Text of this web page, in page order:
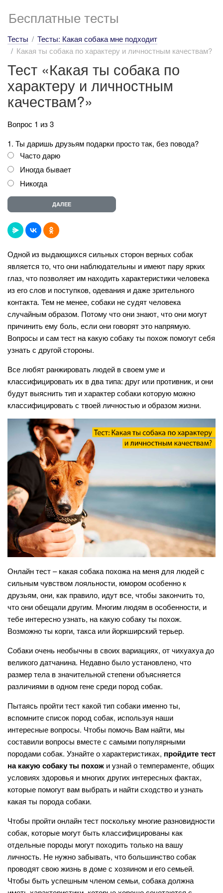
Бесплатные тесты
Тесты
Тесты: Какая собака мне подходит
Какая ты собака по характеру и личностным качествам?
Тест «Какая ты собака по
характеру и личностным
качествам?»
Вопрос 1 из 3
1. Ты даришь друзьям подарки просто так, без повода?
Часто дарю
Иногда бывает
Никогда
Одной из выдающихся сильных сторон верных собак
является то, что они наблюдательны и имеют пару ярких
глаз, что позволяет им находить характеристики человека
из его слов и поступков, одевания и даже зрительного
контакта. Тем не менее, собаки не судят человека
случайным образом. Потому что они знают, что они могут
причинить ему боль, если они говорят это напрямую.
Вопросы и сам тест на какую собаку ты похож помогут себя
узнать с другой стороны.
Все любят ранжировать людей в своем уме и
классифицировать их в два типа: друг или противник, и они
будут выяснить тип и характер собаки которую можно
классифицировать с твоей личностью и образом жизни.
Онлайн тест – какая собака похожа на меня для людей с
сильным чувством лояльности, юмором особенно к
друзьям, они, как правило, идут все, чтобы закончить то,
что они обещали другим. Многим людям в особенности, и
тебе интересно узнать, на какую собаку ты похож.
Возможно ты корги, такса или йоркширский терьер.
Собаки очень необычны в своих вариациях, от чихуахуа до
великого датчанина. Недавно было установлено, что
размер тела в значительной степени объясняется
различиями в одном гене среди пород собак.
Пытаясь пройти тест какой тип собаки именно ты,
вспомните список пород собак, используя наши
интересные вопросы. Чтобы помочь Вам найти, мы
составили вопросы вместе с самыми популярными
породами собак. Узнайте о характеристиках, пройдите тест
на какую собаку ты похож и узнай о темпераменте, общих
условиях здоровья и многих других интересных фактах,
которые помогут вам выбрать и найти сходство и узнать
какая ты порода собаки.
Чтобы пройти онлайн тест поскольку многие разновидности
собак, которые могут быть классифицированы как
отдельные породы могут походить только на вашу
личность. Не нужно забывать, что большинство собак
проводят свою жизнь в доме с хозяином и его семьей.
Чтобы быть успешным членом семьи, собака должна